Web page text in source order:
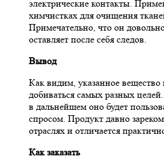
электрические контакты.
химчистках для очищения
Примечательно, что он
оставляет после себя следов.
Вывод
Как видим, указанное вещество
добиваться самых разных
в дальнейшем оно будет
спросом. Продукт давно
отраслях и отличается
Как заказать